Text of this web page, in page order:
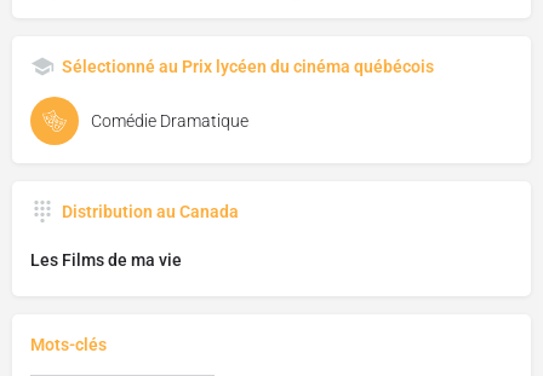
Sélectionné au Prix lycéen du cinéma québécois
Comédie Dramatique
Distribution au Canada
Les Films de ma vie
Mots-clés